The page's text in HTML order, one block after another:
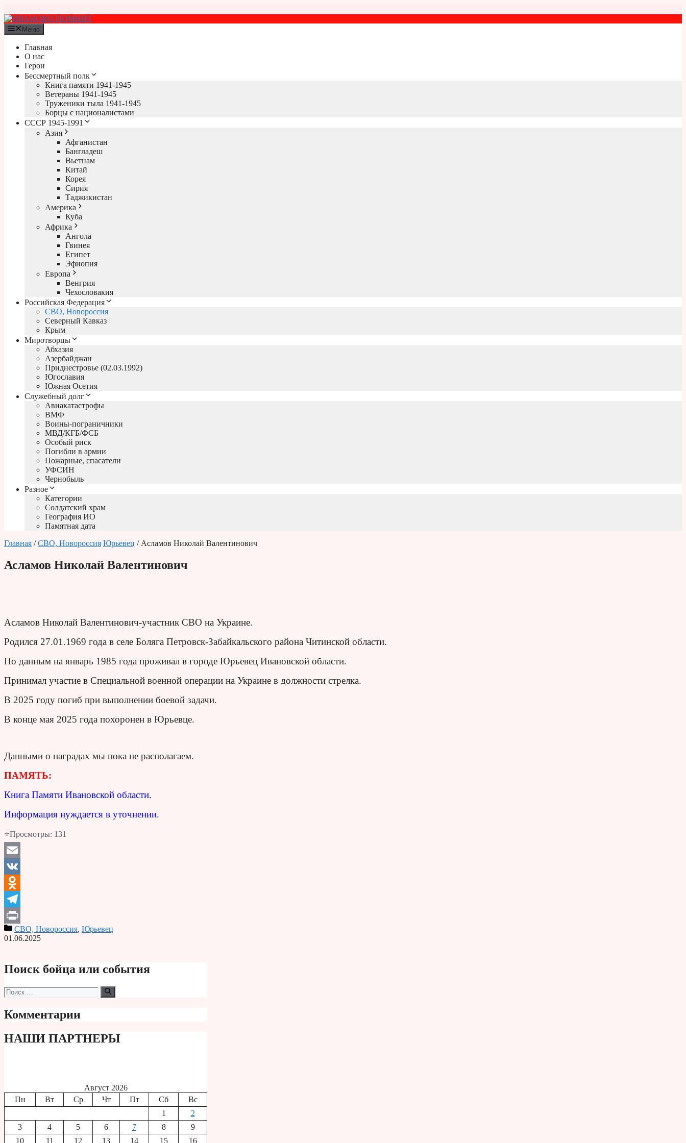
к
содержимому
Меню
Главная
О нас
Герои
Бессмертный полк
Книга памяти 1941-1945
Ветераны 1941-1945
Труженики тыла 1941-1945
Борцы с националистами
СССР 1945-1991
Азия
Афганистан
Бангладеш
Вьетнам
Китай
Корея
Сирия
Таджикистан
Америка
Куба
Африка
Ангола
Гвинея
Египет
Эфиопия
Европа
Венгрия
Чехословакия
Российская Федерация
СВО, Новороссия
Северный Кавказ
Крым
Миротворцы
Абхазия
Азербайджан
Приднестровье (02.03.1992)
Югославия
Южная Осетия
Служебный долг
Авиакатастрофы
ВМФ
Воины-пограничники
МВД/КГБ/ФСБ
Особый риск
Погибли в армии
Пожарные, спасатели
УФСИН
Чернобыль
Разное
Категории
Солдатский храм
География ИО
Памятная дата
Главная /СВО, Новороссия Юрьевец / Асламов Николай Валентинович
Асламов Николай Валентинович
Асламов Николай Валентинович-участник СВО на Украине.
Родился 27.01.1969 года в селе Боляга Петровск-Забайкальского района Читинской области.
По данным на январь 1985 года проживал в городе Юрьевец Ивановской области.
Принимал участие в Специальной военной операции на Украине в должности стрелка.
В 2025 году погиб при выполнении боевой задачи.
В конце мая 2025 года похоронен в Юрьевце.
Данными о наградах мы пока не располагаем.
ПАМЯТЬ:
Книга Памяти Ивановской области.
Информация нуждается в уточнении.
⭐Просмотры: 131
Email
VK
Odnoklassniki
Telegram
PrintСВО, Новороссия, Юрьевец
01.06.2025
Поиск бойца или события
Поиск:
Комментарии
НАШИ ПАРТНЕРЫ
Август 2026
Пн
Вт Ср Чт Пт Сб
Вс
1
2
3
4 5 6 7 8
9
10
11 12 13 14 15 16